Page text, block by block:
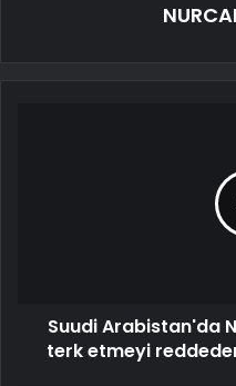
Suudi Arabistan'da
terk etmeyi